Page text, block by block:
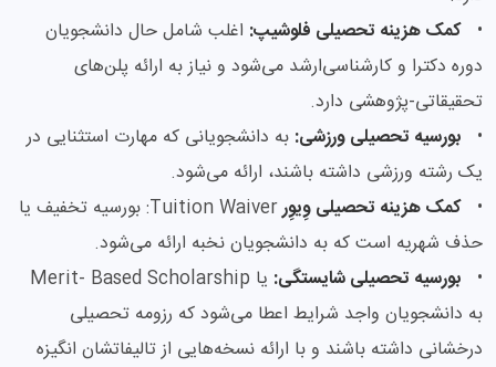
•کمک هزینه تحصیلی فلوشیپ: اغلب شامل حال دانشجویان
دوره دکترا و کارشناسی‌ارشد می‌شود و نیاز به ارائه پلن‌های
تحقیقاتی-پژوهشی دارد.
• بورسیه تحصیلی ورزشی: به دانشجویانی که مهارت استثنایی در
یک رشته ورزشی داشته باشند، ارائه می‌شود.
•کمک هزینه تحصیلی وِیوِر
Tuition Waiver: بورسیه تخفیف یا
حذف شهریه است که به دانشجویان نخبه ارائه می‌شود.
• بورسیه تحصیلی شایستگی:
یا Merit- Based Scholarship
به دانشجویان واجد شرایط اعطا می‌شود که رزومه تحصیلی
درخشانی داشته باشند و با ارائه نسخه‌هایی از تالیفاتشان انگیزه